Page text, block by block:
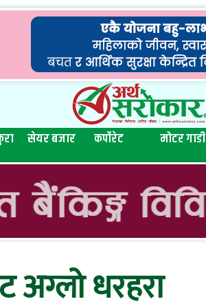
सेयर बजार कर्पोरेट मोटर गाडी
अग्लो धरहरा